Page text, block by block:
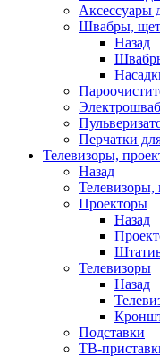
Аксессуары
Швабры,
Назад
Перчатки
Телевизоры,
Назад
Телевизоры,
Проекторы
Назад
Телевизоры
Назад
Подставки
ТВ-